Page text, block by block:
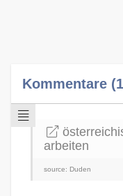
Kommentare
arbeiten
source: Duden